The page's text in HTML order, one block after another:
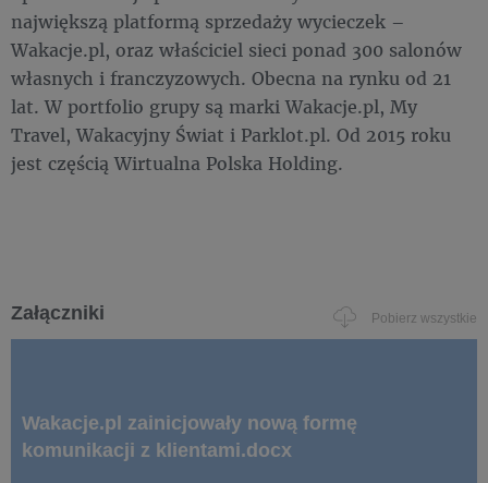
największą platformą sprzedaży wycieczek –
Wakacje.pl, oraz właściciel sieci ponad 300 salonów
własnych i franczyzowych. Obecna na rynku od 21
lat. W portfolio grupy są marki Wakacje.pl, My
Travel, Wakacyjny Świat i Parklot.pl. Od 2015 roku
jest częścią Wirtualna Polska Holding.
Załączniki Pobierz wszystkie
Wakacje.pl zainicjowały nową formę
komunikacji z klientami.docx